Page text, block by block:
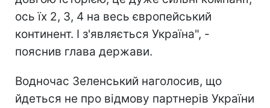
ось їх 2, 3, 4 на весь європейський
континент. І з'являється Україна", -
пояснив глава держави.
Водночас Зеленський наголосив, що
йдеться не про відмову партнерів України